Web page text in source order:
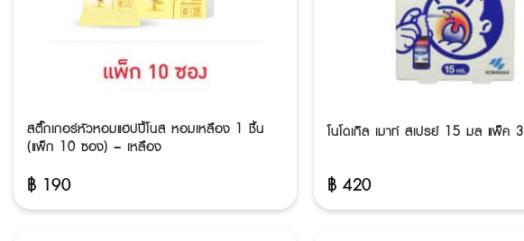
สติ๊กเกอร์หัวหอมแฮปปี้โนส หอมเหลือง 1 ชิ้น
(แพ็ก 10 ซอง) – เหลือง
฿ 190
โนโดเกิล เมาท์ สเปรย์ 15 มล แพ็ค 3
฿ 420